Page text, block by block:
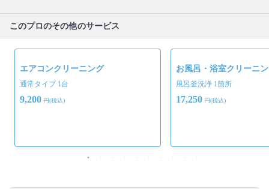
このプロのその他のサービス
エアコンクリーニング
通常タイプ 1台
9,200 円(税込)
お風呂・浴室クリーニ
風呂釜洗浄 1箇所
17,250 円(税込)